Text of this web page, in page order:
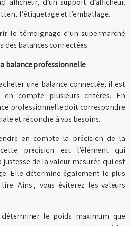
afficheur, d’un support d’afficheur.
l’étiquetage et l’emballage.
le témoignage d’un supermarché
des balances connectées.
balance professionnelle
une balance connectée, il est
en compte plusieurs critères. En
professionnelle doit correspondre
et répondre à vos besoins.
en compte la précision de la
précision est l’élément qui
de la valeur mesurée qui est
Elle détermine également le plus
Ainsi, vous éviterez les valeurs
le poids maximum que